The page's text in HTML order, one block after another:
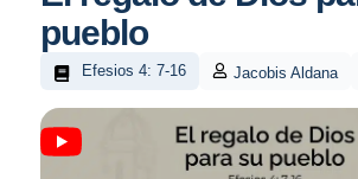
pueblo
Efesios 4: 7-16 Jacobis Aldana